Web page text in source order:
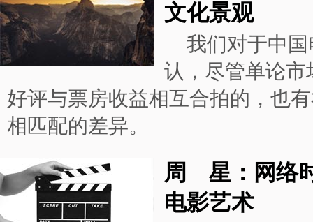
文化景观
我们对于中
认，尽管单论
好评与票房收益相互合拍的，也
相匹配的差异。
周 星：网络
电影艺术